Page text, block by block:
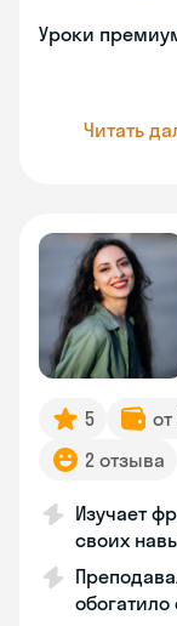
Уроки
Читать
5
2 отзыва
Изучает
своих
обогатило